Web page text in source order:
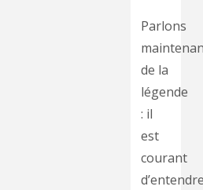
Parlons
de la
légende
: il
est
courant